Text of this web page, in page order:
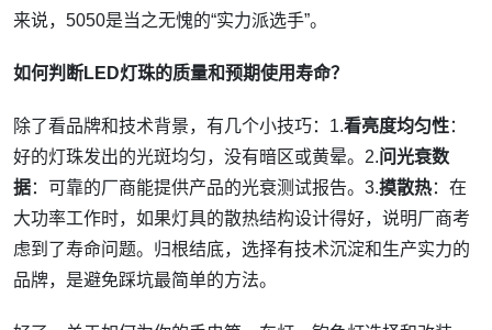
来说，5050是当之无愧的“实力派选手”。
如何判断LED灯珠的质量和预期使用寿命？
除了看品牌和技术背景，有几个小技巧：1.看亮度均匀性：
好的灯珠发出的光斑均匀，没有暗区或黄晕。2.问光衰数
据：可靠的厂商能提供产品的光衰测试报告。3.摸散热：在
大功率工作时，如果灯具的散热结构设计得好，说明厂商考
虑到了寿命问题。归根结底，选择有技术沉淀和生产实力的
品牌，是避免踩坑最简单的方法。